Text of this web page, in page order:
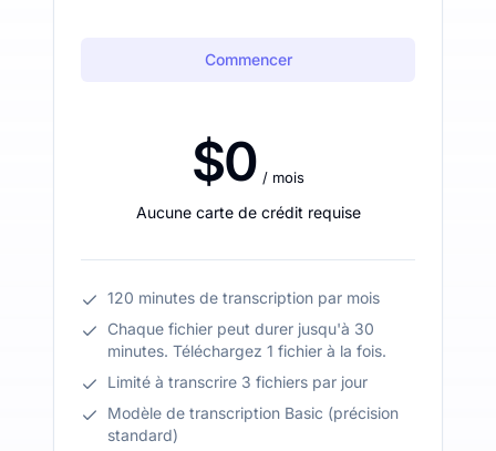
Commencer
$0 / mois
Aucune carte de crédit requise
120 minutes de transcription par mois
Chaque fichier peut durer jusqu'à 30
minutes. Téléchargez 1 fichier à la fois.
Limité à transcrire 3 fichiers par jour
Modèle de transcription Basic (précision
standard)